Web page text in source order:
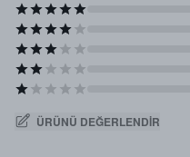
ÜRÜNÜ DEĞERLENDIR